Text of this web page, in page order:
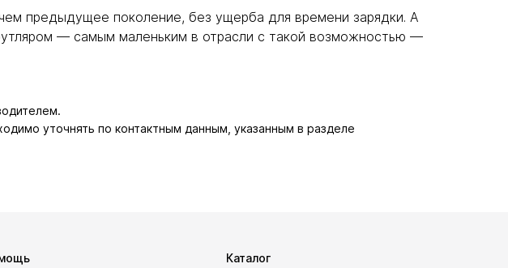
предыдущее поколение, без ущерба для времени зарядки. А
— самым маленьким в отрасли с такой возможностью —
уточнять по контактным данным, указанным в разделе
Каталог